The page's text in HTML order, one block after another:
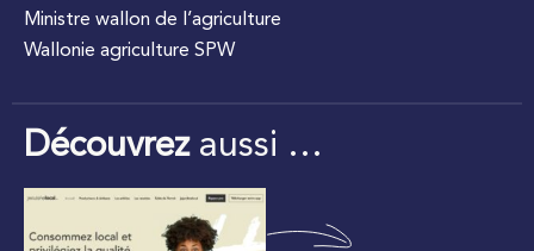
Ministre wallon de l’agriculture
Wallonie agriculture SPW
Découvrezaussi …